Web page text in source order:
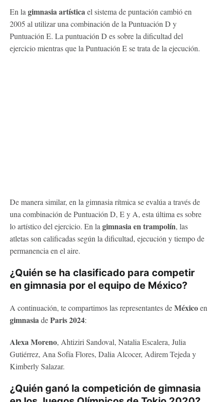
En la gimnasia artísticael sistema de puntación cambió en
2005 al utilizar una combinación de la Puntuación D y
Puntuación E. La puntuación D es sobre la dificultad del
ejercicio mientras que la Puntuación E se trata de la ejecución.
De manera similar, en la gimnasia rítmica se evalúa a través de
una combinación de Puntuación D, E y A, esta última es sobre
lo artístico del ejercicio. En la gimnasia en trampolín, las
atletas son calificadas según la dificultad, ejecución y tiempo de
permanencia en el aire.
¿Quién se ha clasificado para competir
en gimnasia por el equipo de México?
A continuación, te compartimos las representantes deMéxicoen
gimnasiadeParis 2024:
Alexa Moreno, Ahtiziri Sandoval, Natalia Escalera, Julia
Gutiérrez, Ana Sofía Flores, Dalia Alcocer, Adirem Tejeda y
Kimberly Salazar.
¿Quién ganó la competición de gimnasia